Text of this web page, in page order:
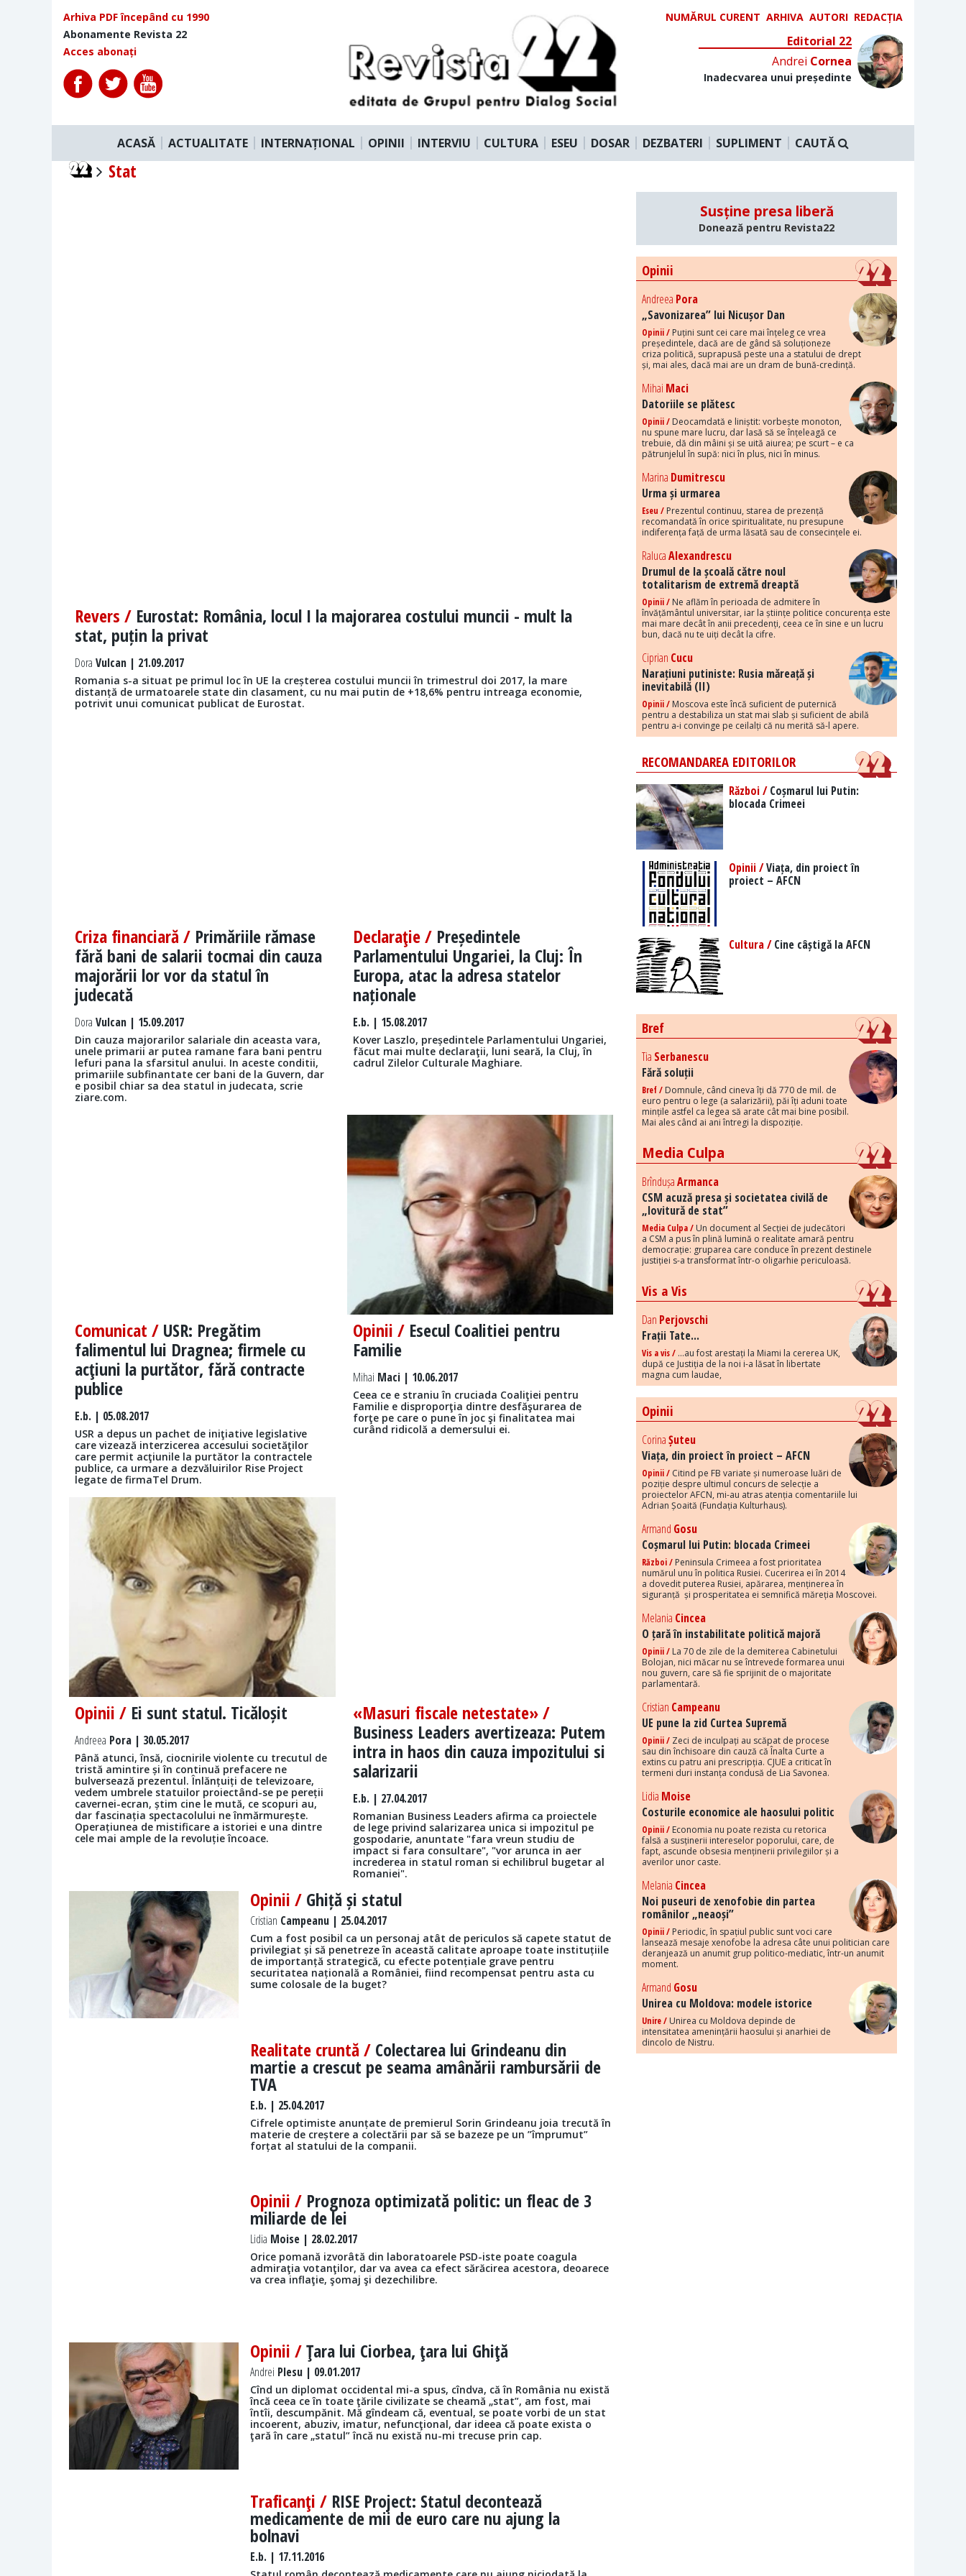
Arhiva PDF începând cu 1990
Abonamente Revista 22
Acces abonați
NUMĂRUL CURENT ARHIVA AUTORI REDACȚIA
Editorial 22
Andrei Cornea
Inadecvarea unui președinte
ACASĂ ACTUALITATE INTERNAȚIONAL OPINII INTERVIU CULTURA ESEU DOSAR DEZBATERI SUPLIMENT CAUTĂ
Stat
Revers / Eurostat: România, locul I la majorarea costului muncii - mult la
stat, puțin la privat
Dora Vulcan | 21.09.2017
Romania s-a situat pe primul loc în UE la creșterea costului muncii în trimestrul doi 2017, la mare
distanță de urmatoarele state din clasament, cu nu mai putin de +18,6% pentru intreaga economie,
potrivit unui comunicat publicat de Eurostat.
Criza financiară / Primăriile rămase
fără bani de salarii tocmai din cauza
majorării lor vor da statul în
judecată
Dora Vulcan | 15.09.2017
Din cauza majorarilor salariale din aceasta vara,
unele primarii ar putea ramane fara bani pentru
lefuri pana la sfarsitul anului. In aceste conditii,
primariile subfinantate cer bani de la Guvern, dar
e posibil chiar sa dea statul in judecata, scrie
ziare.com.
Declaraţie / Președintele
Parlamentului Ungariei, la Cluj: În
Europa, atac la adresa statelor
naționale
E.b. | 15.08.2017
Kover Laszlo, președintele Parlamentului Ungariei,
făcut mai multe declaraţii, luni seară, la Cluj, în
cadrul Zilelor Culturale Maghiare.
Comunicat / USR: Pregătim
falimentul lui Dragnea; firmele cu
acţiuni la purtător, fără contracte
publice
E.b. | 05.08.2017
USR a depus un pachet de iniţiative legislative
care vizează interzicerea accesului societăţilor
care permit acţiunile la purtător la contractele
publice, ca urmare a dezvăluirilor Rise Project
legate de firmaTel Drum.
Opinii / Esecul Coalitiei pentru
Familie
Mihai Maci | 10.06.2017
Ceea ce e straniu în cruciada Coaliţiei pentru
Familie e disproporţia dintre desfăşurarea de
forţe pe care o pune în joc şi finalitatea mai
curând ridicolă a demersului ei.
Opinii / Ei sunt statul. Ticăloșit
Andreea Pora | 30.05.2017
Până atunci, însă, ciocnirile violente cu trecutul de
tristă amintire și în continuă prefacere ne
bulversează prezentul. Înlănțuiți de televizoare,
vedem umbrele statuilor proiectând-se pe pereții
cavernei-ecran, știm cine le mută, ce scopuri au,
dar fascinația spectacolului ne înmărmurește.
Operațiunea de mistificare a istoriei e una dintre
cele mai ample de la revoluție încoace.
«Masuri fiscale netestate» /
Business Leaders avertizeaza: Putem
intra in haos din cauza impozitului si
salarizarii
E.b. | 27.04.2017
Romanian Business Leaders afirma ca proiectele
de lege privind salarizarea unica si impozitul pe
gospodarie, anuntate "fara vreun studiu de
impact si fara consultare", "vor arunca in aer
increderea in statul roman si echilibrul bugetar al
Romaniei".
Opinii / Ghiță și statul
Cristian Campeanu | 25.04.2017
Cum a fost posibil ca un personaj atât de periculos să capete statut de
privilegiat și să penetreze în această calitate aproape toate instituțiile
de importanță strategică, cu efecte potențiale grave pentru
securitatea națională a României, fiind recompensat pentru asta cu
sume colosale de la buget?
Realitate cruntă / Colectarea lui Grindeanu din
martie a crescut pe seama amânării rambursării de
TVA
E.b. | 25.04.2017
Cifrele optimiste anunțate de premierul Sorin Grindeanu joia trecută în
materie de creștere a colectării par să se bazeze pe un ”împrumut”
forțat al statului de la companii.
Opinii / Prognoza optimizată politic: un fleac de 3
miliarde de lei
Lidia Moise | 28.02.2017
Orice pomană izvorâtă din laboratoarele PSD-iste poate coagula
admiraţia votanţilor, dar va avea ca efect sărăcirea acestora, deoarece
va crea inflaţie, şomaj şi dezechilibre.
Opinii /Ţara lui Ciorbea, ţara lui Ghiţă
Andrei Plesu | 09.01.2017
Cînd un diplomat occidental mi-a spus, cîndva, că în România nu există
încă ceea ce în toate ţările civilizate se cheamă „stat”, am fost, mai
întîi, descumpănit. Mă gîndeam că, eventual, se poate vorbi de un stat
incoerent, abuziv, imatur, nefuncţional, dar ideea că poate exista o
ţară în care „statul” încă nu există nu-mi trecuse prin cap.
Traficanţi / RISE Project: Statul decontează
medicamente de mii de euro care nu ajung la
bolnavi
E.b. | 17.11.2016
Susține presa liberă
Donează pentru Revista22
Opinii
Andreea Pora
„Savonizarea” lui Nicușor Dan
Opinii / Puțini sunt cei care mai înțeleg ce vrea
președintele, dacă are de gând să soluționeze
criza politică, suprapusă peste una a statului de drept
și, mai ales, dacă mai are un dram de bună-credință.
Mihai Maci
Datoriile se plătesc
Opinii / Deocamdată e liniștit: vorbește monoton,
nu spune mare lucru, dar lasă să se înțeleagă ce
trebuie, dă din mâini și se uită aiurea; pe scurt – e ca
pătrunjelul în supă: nici în plus, nici în minus.
Marina Dumitrescu
Urma și urmarea
Eseu / Prezentul continuu, starea de prezență
recomandată în orice spiritualitate, nu presupune
indiferența față de urma lăsată sau de consecințele ei.
RalucaAlexandrescu
Drumul de la școală către noul
totalitarism de extremă dreaptă
Opinii / Ne aflăm în perioada de admitere în
învățământul universitar, iar la științe politice concurența este
mai mare decât în anii precedenți, ceea ce în sine e un lucru
bun, dacă nu te uiți decât la cifre.
Ciprian Cucu
Narațiuni putiniste: Rusia măreață și
inevitabilă (II)
Opinii / Moscova este încă suficient de puternică
pentru a destabiliza un stat mai slab și suficient de abilă
pentru a-i convinge pe ceilalți că nu merită să-l apere.
RECOMANDAREA EDITORILOR
Război /Coșmarul lui Putin:
blocada Crimeei
Opinii /Viața, din proiect în
proiect – AFCN
Cultura /Cine câștigă la AFCN
Bref
Tia Serbanescu
Fără soluții
Bref / Domnule, când cineva îți dă 770 de mil. de
euro pentru o lege (a salarizării), păi îți aduni toate
mințile astfel ca legea să arate cât mai bine posibil.
Mai ales când ai ani întregi la dispoziție.
Media Culpa
BrîndușaArmanca
CSM acuză presa și societatea civilă de
„lovitură de stat”
Media Culpa / Un document al Secției de judecători
a CSM a pus în plină lumină o realitate amară pentru
democrație: gruparea care conduce în prezent destinele
justiției s-a transformat într-o oligarhie periculoasă.
Vis a Vis
Dan Perjovschi
Frații Tate...
Vis a vis / ...au fost arestați la Miami la cererea UK,
după ce Justiția de la noi i-a lăsat în libertate
magna cum laudae,
Opinii
CorinaȘuteu
Viața, din proiect în proiect – AFCN
Opinii / Citind pe FB variate și numeroase luări de
poziție despre ultimul concurs de selecție a
proiectelor AFCN, mi-au atras atenția comentariile lui
Adrian Șoaită (Fundația Kulturhaus).
Armand Gosu
Coșmarul lui Putin: blocada Crimeei
Război / Peninsula Crimeea a fost prioritatea
numărul unu în politica Rusiei. Cucerirea ei în 2014
a dovedit puterea Rusiei, apărarea, menținerea în
siguranță și prosperitatea ei semnifică măreția Moscovei.
Melania Cincea
O țară în instabilitate politică majoră
Opinii / La 70 de zile de la demiterea Cabinetului
Bolojan, nici măcar nu se întrevede formarea unui
nou guvern, care să fie sprijinit de o majoritate
parlamentară.
Cristian Campeanu
UE pune la zid Curtea Supremă
Opinii / Zeci de inculpați au scăpat de procese
sau din închisoare din cauză că Înalta Curte a
extins cu patru ani prescripția. CJUE a criticat în
termeni duri instanța condusă de Lia Savonea.
Lidia Moise
Costurile economice ale haosului politic
Opinii / Economia nu poate rezista cu retorica
falsă a susținerii intereselor poporului, care, de
fapt, ascunde obsesia menținerii privilegiilor și a
averilor unor caste.
Melania Cincea
Noi puseuri de xenofobie din partea
românilor „neaoși”
Opinii / Periodic, în spațiul public sunt voci care
lansează mesaje xenofobe la adresa câte unui politician care
deranjează un anumit grup politico-mediatic, într-un anumit
moment.
Armand Gosu
Unirea cu Moldova: modele istorice
Unire / Unirea cu Moldova depinde de
intensitatea amenințării haosului și anarhiei de
dincolo de Nistru.